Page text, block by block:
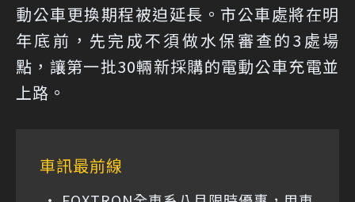
動公車更換期程被迫延長。市公車處將在明
年底前，先完成不須做水保審查的3處場
點，讓第一批30輛新採購的電動公車充電並
上路。
車訊最前線